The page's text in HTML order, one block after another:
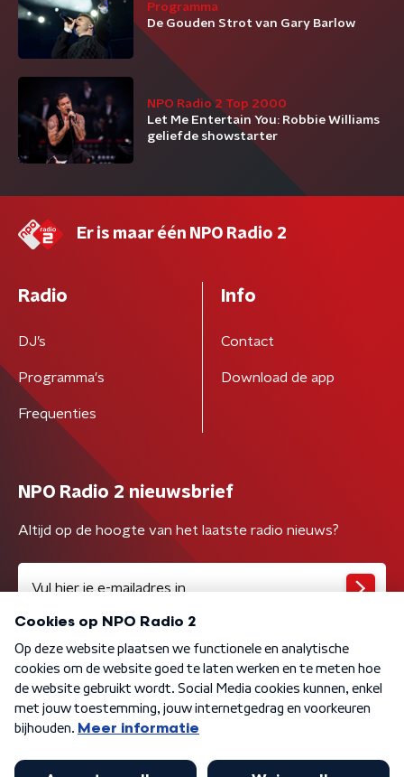
Programma
De Gouden Strot van Gary Barlow
NPO Radio 2 Top 2000
Let Me Entertain You: Robbie Williams
geliefde showstarter
Er is maar één NPO Radio 2
Radio
DJ’s
Programma's
Frequenties
Info
Contact
Download de app
NPO Radio 2 nieuwsbrief
Altijd op de hoogte van het laatste radio nieuws?
Algemene voorwaarden